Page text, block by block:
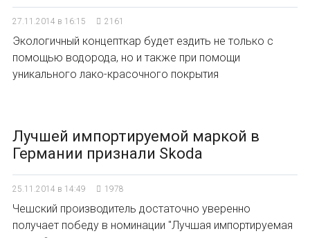
27.11.2014 в 16:15 2161
Экологичный концепткар будет ездить не только с
помощью водорода, но и также при помощи
уникального лако-красочного покрытия
Лучшей импортируемой маркой в
Германии признали Skoda
25.11.2014 в 14:49 1978
Чешский производитель достаточно уверенно
получает победу в номинации "Лучшая импортируемая